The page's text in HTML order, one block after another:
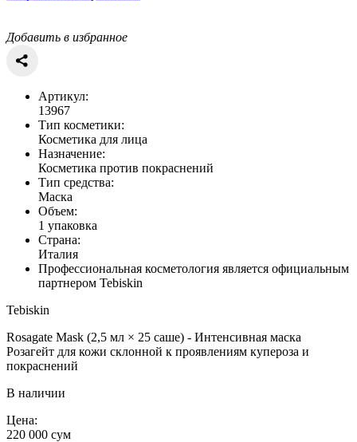
Добавить в избранное
Артикул:
13967
Тип косметики:
Косметика для лица
Назначение:
Косметика против покраснений
Тип средства:
Маска
Объем:
1 упаковка
Страна:
Италия
Профессиональная косметология является официальным
партнером Tebiskin
Tebiskin
Rosagate Mask (2,5 мл × 25 саше) - Интенсивная маска
Розагейт для кожи склонной к проявлениям купероза и
покраснений
В наличии
Цена:
220 000 сум